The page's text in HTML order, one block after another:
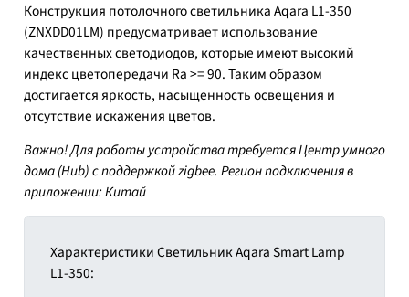
Конструкция потолочного светильника Aqara L1-350
(ZNXDD01LM) предусматривает использование
качественных светодиодов, которые имеют высокий
индекс цветопередачи Ra >= 90. Таким образом
достигается яркость, насыщенность освещения и
отсутствие искажения цветов.
Важно! Для работы устройства требуется Центр умного
дома (Hub) с поддержкой zigbee. Регион подключения в
приложении: Китай
Характеристики Светильник Aqara Smart Lamp
L1-350: